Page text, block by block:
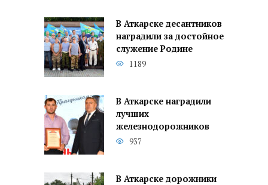
В Аткарске десантников
наградили за достойное
служение Родине
1189
В Аткарске наградили
лучших
железнодорожников
937
В Аткарске дорожники